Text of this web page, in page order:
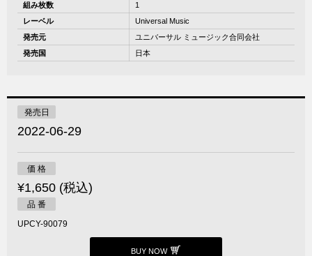
組み枚数
1
レーベル
Universal Music
発売元
ユニバーサル ミュージック合同会社
発売国
日本
発売日
2022-06-29
価 格
¥1,650 (税込)
品 番
UPCY-90079
BUY NOW